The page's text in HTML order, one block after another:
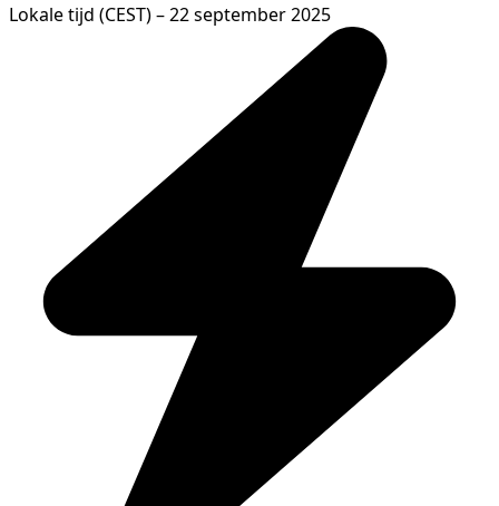
Lokale tijd (CEST) – 22 september 2025